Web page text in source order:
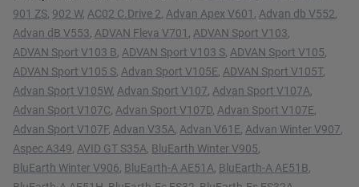
901 ZS, 902 W, AC02 C.Drive 2, Advan Apex V601 , Advan db V552,
Advan dB V553, ADVAN Fleva V701 , ADVAN Sport V103,
ADVAN Sport V103 B, ADVAN Sport V103 S, ADVAN Sport V105,
ADVAN Sport V105 S, Advan Sport V105E, ADVAN Sport V105T,
Advan Sport V105W, Advan Sport V107, Advan Sport V107A,
Advan Sport V107C, Advan Sport V107D, Advan Sport V107E,
Advan Sport V107F, Advan V35A, Advan V61E, Advan Winter V907,
Aspec A349, AVID GT S35A, BluEarth Winter V905,
BluEarth Winter V906, BluEarth-A AE51A, BluEarth-A AE51B,